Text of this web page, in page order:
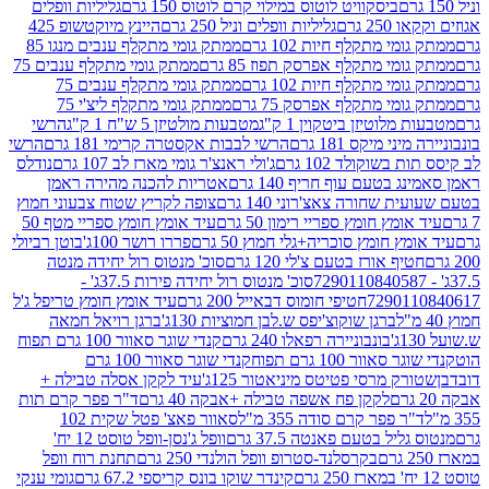
ביסקוויט לוטוס במילוי קרם לוטוס 150 גרם
גליליות וופלים
גרם
גליליות וופלים וניל 250 גרם
היינץ מיוקטשופ 425
מתקלף חיות 102 גרם
ממתק גומי מתקלף ענבים מנגו 85
מתקלף אפרסק תפוז 85 גרם
ממתק גומי מתקלף ענבים 75
מתקלף חיות 102 גרם
ממתק גומי מתקלף ענבים 75
מתקלף אפרסק 75 גרם
ממתק גומי מתקלף ליצ'י 75
ביטקוין 1 ק"ג
מטבעות מולטיזן 5 ש"ח 1 ק"ג
הרשי
מיקס 181 גרם
הרשי לבבות אקסטרה קרימי 181 גרם
הרשי
102 גרם
ג'ולי ראנצ'ר גומי מארז לב 107 גרם
נודלס
עוף חריף 140 גרם
אטריות להכנה מהירה ראמן
שחורה צאצ'רוני 140 גרם
צופה לקריץ שטוח צבעוני חמוץ
חומץ ספריי רימון 50 גרם
עיד אומץ חומץ ספריי מטף 50
חומץ סוכריה+גלי חמוץ 50 גרם
פררו רושר 100ג'
בוטן רביולי
אורז בטעם צ'לי 120 גרם
סוכ' מנטוס רול יחידה מנטה
סוכ' מנטוס רול יחידה פירות 37.5ג' -
חטיפי חומוס דבאייל 200 גרם
עיד אומץ חומץ טריפל ג'ל
ברגן שוקוצ'יפס ש.לבן חמוציות 130ג'
ברגן רויאל חמאה
בונבוניירה רפאלו 240 גרם
קנדי שוגר סאוור 100 גרם תפוח
100 גרם תפוח
קנדי שוגר סאוור 100 גרם
מרסי פטיטס מיניאטור 125ג'
עיד לקקן אסלה טבילה +
לקקן פח אשפה טבילה +אבקה 40 גרם
ד"ר פפר קרם תות
פפר קרם סודה 355 מ"ל
סאוור פאצ' פטל שקית 102
בטעם פאנטה 37.5 גרם
וופל ג'נסן-וופל טוסט 12 יח'
בקרסלנד-סטרופ וופל הולנדי 250 גרם
תחנת רוח וופל
קינדר שוקו בונס קריספי 67.2 גרם
גומי ענקי